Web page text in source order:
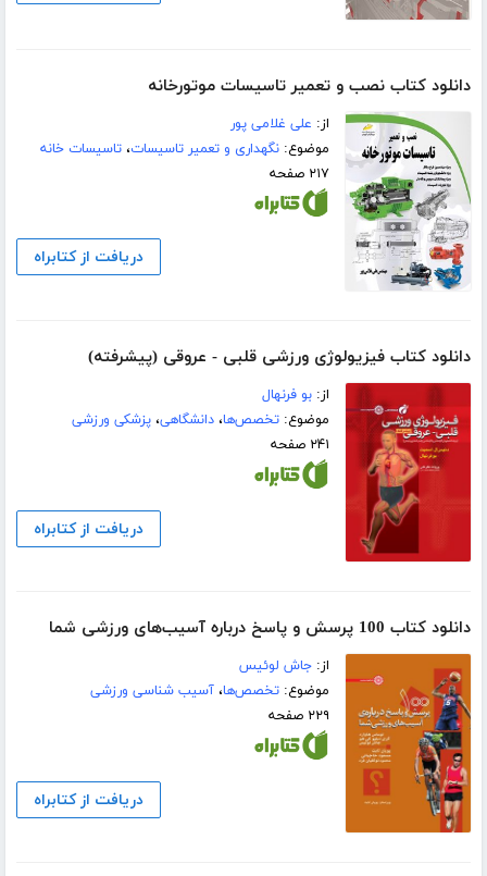
دانلود کتاب نصب و تعمیر تاسیسات موتورخانه
از: علی غلامی پور
موضوع:نگهداری و تعمیر تاسیسات،تاسیسات خانه
۲۱۷ صفحه
دریافت از کتابراه
دانلود کتاب فیزیولوژی ورزشی قلبی - عروقی (پیشرفته)
از:بو فرنهال
موضوع:تخصص‌ها،دانشگاهی،پزشکی ورزشی
۲۴۱ صفحه
دریافت از کتابراه
دانلود کتاب 100 پرسش و پاسخ درباره آسیب‌های ورزشی شما
از:جاش لوئیس
موضوع:تخصص‌ها،آسیب شناسی ورزشی
۲۲۹ صفحه
دریافت از کتابراه